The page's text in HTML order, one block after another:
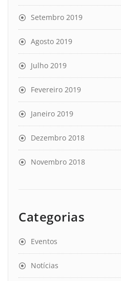
Setembro 2019
Agosto 2019
Julho 2019
Fevereiro 2019
Janeiro 2019
Dezembro 2018
Novembro 2018
Categorias
Eventos
Notícias